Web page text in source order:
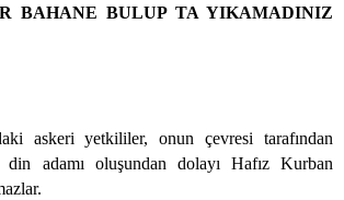
BAHANE BULUP TA YIKAMADINIZ
askeri yetkililer, onun çevresi tarafından
adamı oluşundan dolayı Hafız Kurban